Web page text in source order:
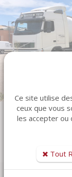
Ce site utilise
ceux que vous
les accepter ou
Tout